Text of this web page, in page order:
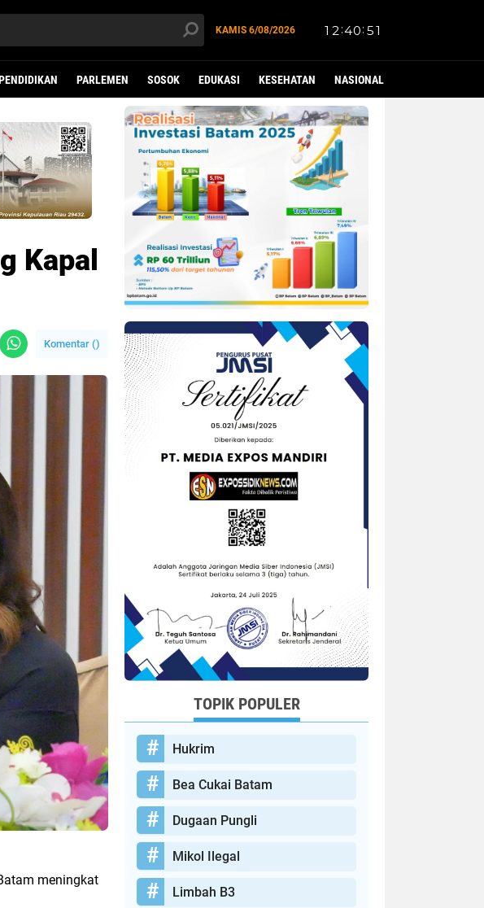
KAMIS 6/08/2026
PARLEMEN SOSOK EDUKASI KESEHATAN NASIONAL
Kapal
Komentar ()
meningkat
TOPIK POPULER
Hukrim
Bea Cukai Batam
Dugaan Pungli
Mikol Ilegal
Limbah B3